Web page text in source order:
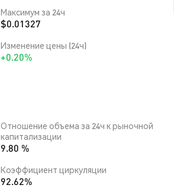
Максимум за 24ч
$0.01327
Изменение цены (24ч)
+0.20%
Отношение объема за 24ч к рыночной
капитализации
9.80 %
Коэффициент циркуляции
92.62%